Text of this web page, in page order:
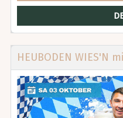
HEUBODEN WIES'N